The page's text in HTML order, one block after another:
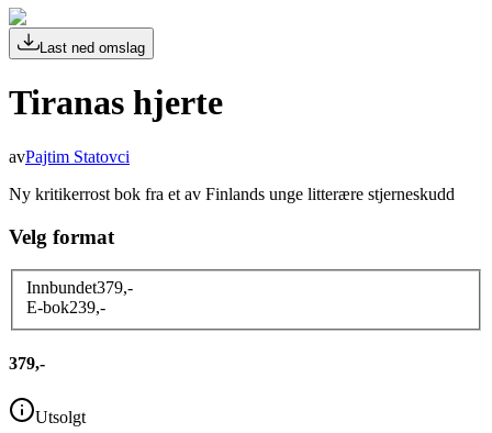
Last ned omslag
Tiranas hjerte
avPajtim Statovci
Ny kritikerrost bok fra et av Finlands unge litterære stjerneskudd
Velg format
Innbundet379,-
E-bok239,-
379,-
Utsolgt